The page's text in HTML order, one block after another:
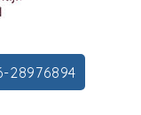
28976894